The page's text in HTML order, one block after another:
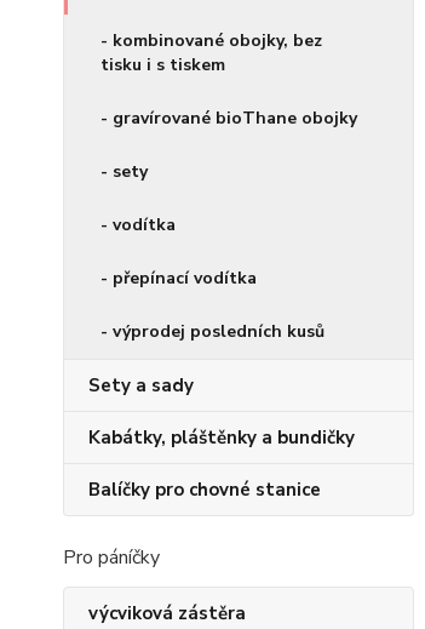
- kombinované obojky, bez
tisku i s tiskem
- gravírované bioThane obojky
- sety
- vodítka
- přepínací vodítka
- výprodej posledních kusů
Sety a sady
Kabátky, pláštěnky a bundičky
Balíčky pro chovné stanice
Pro páníčky
výcviková zástěra